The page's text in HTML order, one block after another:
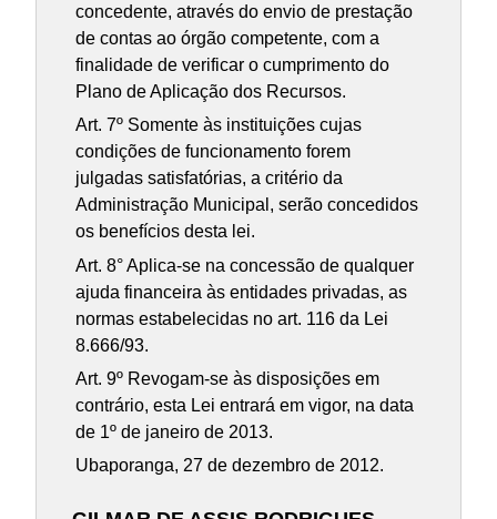
concedente, através do envio de prestação
de contas ao órgão competente, com a
finalidade de verificar o cumprimento do
Plano de Aplicação dos Recursos.
Art. 7º Somente às instituições cujas
condições de funcionamento forem
julgadas satisfatórias, a critério da
Administração Municipal, serão concedidos
os benefícios desta lei.
Art. 8° Aplica-se na concessão de qualquer
ajuda financeira às entidades privadas, as
normas estabelecidas no art. 116 da Lei
8.666/93.
Art. 9º Revogam-se às disposições em
contrário, esta Lei entrará em vigor, na data
de 1º de janeiro de 2013.
Ubaporanga, 27 de dezembro de 2012.